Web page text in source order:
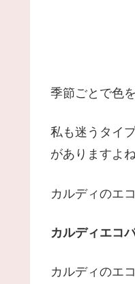
季節ごとで色
私も迷うタイ
がありますよね
カルディのエ
カルディエコ
カルディのエ